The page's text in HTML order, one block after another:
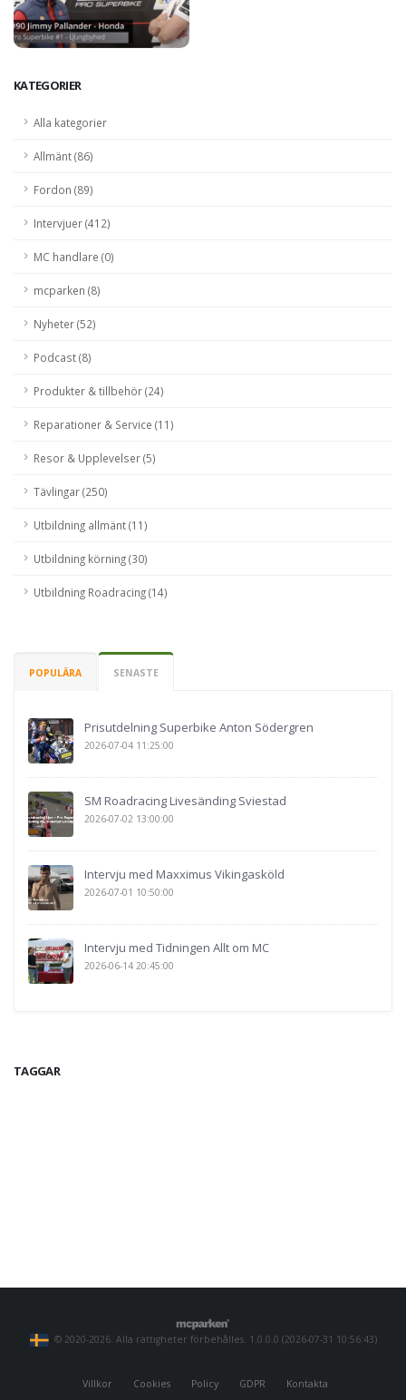
KATEGORIER
Alla kategorier
Allmänt (86)
Fordon (89)
Intervjuer (412)
MC handlare (0)
mcparken (8)
Nyheter (52)
Podcast (8)
Produkter & tillbehör (24)
Reparationer & Service (11)
Resor & Upplevelser (5)
Tävlingar (250)
Utbildning allmänt (11)
Utbildning körning (30)
Utbildning Roadracing (14)
POPULÄRA SENASTE
Prisutdelning Superbike Anton Södergren
2026-07-04 11:25:00
SM Roadracing Livesänding Sviestad
2026-07-02 13:00:00
Intervju med Maxximus Vikingasköld
2026-07-01 10:50:00
Intervju med Tidningen Allt om MC
2026-06-14 20:45:00
TAGGAR
© 2020-2026. Alla rättigheter förbehålles. 1.0.0.0 (2026-07-31 10:56:43)
Villkor Cookies Policy GDPR Kontakta